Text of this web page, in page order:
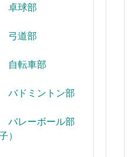
卓球部
弓道部
自転車部
バドミントン部
バレーボール部
）